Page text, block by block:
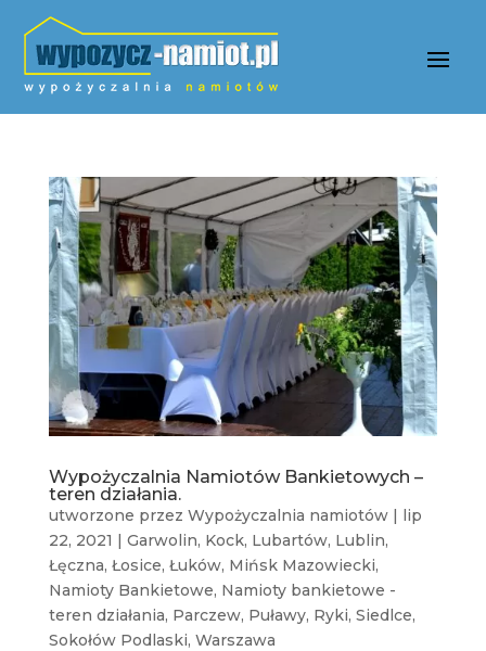
Wypożyczalnia Namiotów Bankietowych –
teren działania.
utworzone przez Wypożyczalnia namiotów| lip
22, 2021 | Garwolin, Kock, Lubartów, Lublin,
Łęczna, Łosice, Łuków, Mińsk Mazowiecki,
Namioty Bankietowe, Namioty bankietowe -
teren działania, Parczew, Puławy, Ryki, Siedlce,
Sokołów Podlaski, Warszawa